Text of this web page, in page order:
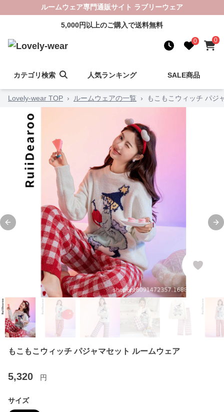
ルームウェア専門通販サイト ラブリーウェア
5,000円以上のご購入で送料無料
0 0
カテゴリ検索 人気ランキング SALE商品
Lovely-wear TOP › ルームウェアの一覧 › もこもこウィッチ パジ
Previous slide
もこもこウィッチ パジャマセット ルームウェア
5,320 円
サイズ